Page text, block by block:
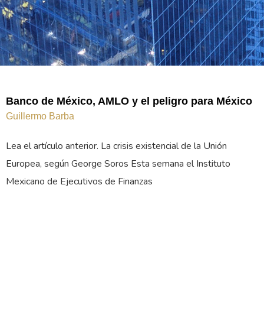
Banco de México, AMLO y el peligro para México
Guillermo Barba
Lea el artículo anterior. La crisis existencial de la Unión
Europea, según George Soros Esta semana el Instituto
Mexicano de Ejecutivos de Finanzas